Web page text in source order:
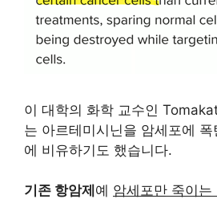
이 대학의 화학 교수인
는 아르테미시닌을 암세포에
에 비유하기도 했습니다.
기존 항암제 예 암세포만 죽이는